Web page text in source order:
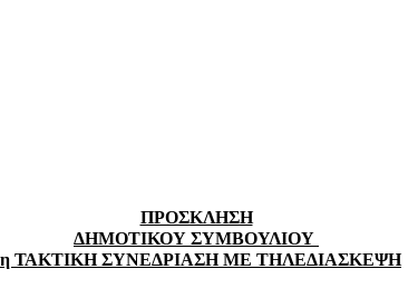
ΠΡΟΣΚΛΗΣΗ
ΔΗΜΟΤΙΚΟΥ ΣΥΜΒΟΥΛΙΟΥ
ΤΑΚΤΙΚΗ ΣΥΝΕΔΡΙΑΣΗ ΜΕ ΤΗΛΕΔΙΑΣΚΕΨΗ